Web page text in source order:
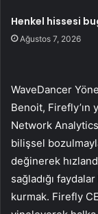
Henkel hissesi
Ağustos 7, 2026
WaveDancer
Benoit, Firefly’ın
Network
bilişsel
değinerek
sağladığı
kurmak. Firefly